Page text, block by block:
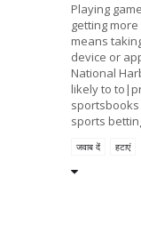
Playing
getting
means
device or
National
likely to
sports
जवाब दें हटाएं